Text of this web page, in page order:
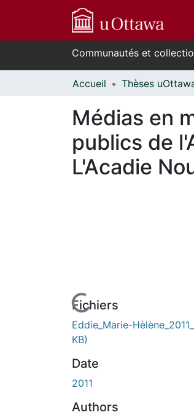
Communautés et
Accueil
Médias en
publics de
L'Acadie
En cours de chargement...
Fichiers
Eddie_Marie-
KB)
Date
2011
Authors